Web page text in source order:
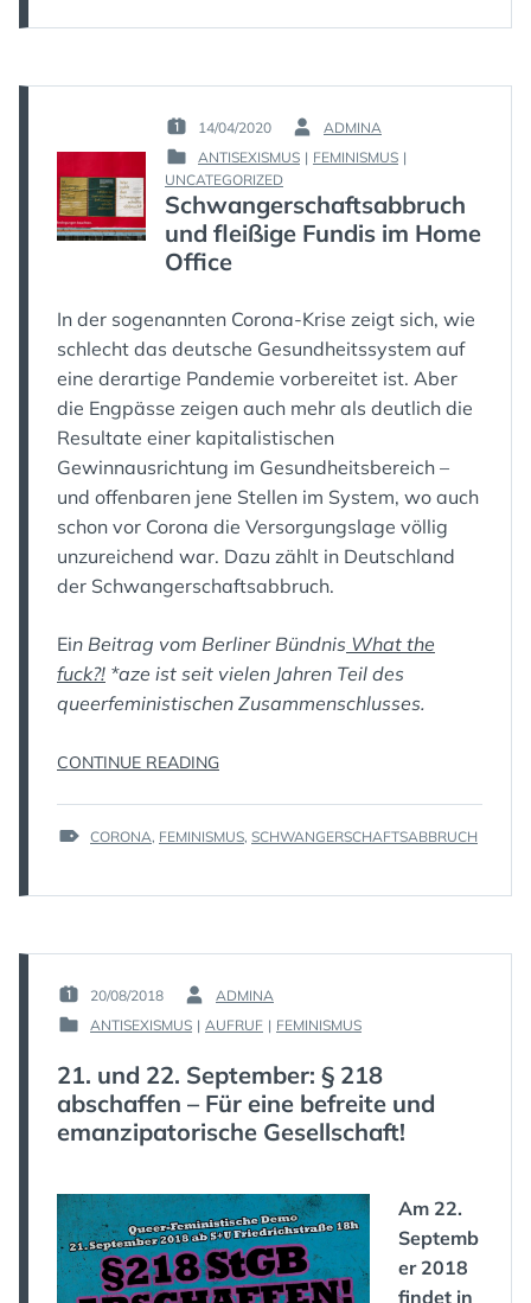
POSTED
:
14/04/2020
BY
:
ADMINA
POSTED
IN
ANTISEXISMUS | FEMINISMUS |
UNCATEGORIZED
Schwangerschaftsabbruch
und fleißige Fundis im Home
Office
In der sogenannten Corona-Krise zeigt sich, wie
schlecht das deutsche Gesundheitssystem auf
eine derartige Pandemie vorbereitet ist. Aber
die Engpässe zeigen auch mehr als deutlich die
Resultate einer kapitalistischen
Gewinnausrichtung im Gesundheitsbereich –
und offenbaren jene Stellen im System, wo auch
schon vor Corona die Versorgungslage völlig
unzureichend war. Dazu zählt in Deutschland
der Schwangerschaftsabbruch.
Ein Beitrag vom Berliner Bündnis What the
fuck?! *aze ist seit vielen Jahren Teil des
queerfeministischen Zusammenschlusses.
CONTINUE READING„SCHWANGERSCHAFTSABBRUCH
UNDIS I
OME O
TAGS
CORONA, FEMINISMUS, SCHWANGERSCHAFTSABBRUCH
POSTED
20/08/2018
BY
:
ADMINA
POSTED
:
ANTISEXISMUS | AUFRUF | FEMINISMUS
21. und 22. September: § 218
abschaffen – Für eine befreite und
emanzipatorische Gesellschaft!
Am 22.
Septemb
er 2018
findet in